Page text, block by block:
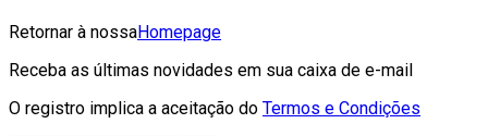
Retornar à nossaHomepage
Receba as últimas novidades em sua caixa de e-mail
O registro implica a aceitação do Termos e Condições